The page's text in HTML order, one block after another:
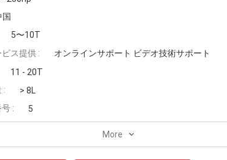
国
5〜10T
ス提供 :
オンラインサポート ビデオ技術サポート
11 - 20T
:
> 8L
:
5
More